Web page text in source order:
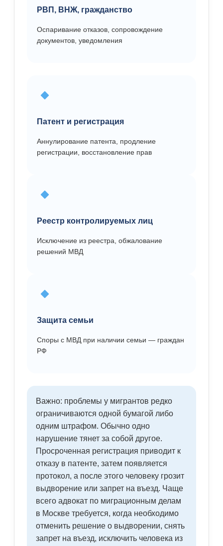
РВП, ВНЖ, гражданство
Оспаривание отказов, сопровождение
документов, уведомления
Патент и регистрация
Аннулирование патента, продление
регистрации, восстановление прав
Реестр контролируемых лиц
Исключение из реестра, обжалование
решений МВД
Защита семьи
Споры с МВД при наличии семьи — граждан
РФ
Важно: проблемы у мигрантов редко
ограничиваются одной бумагой либо
одним штрафом. Обычно одно
нарушение тянет за собой другое.
Просроченная регистрация приводит к
отказу в патенте, затем появляется
протокол, а после этого человеку грозит
выдворение или запрет на въезд. Чаще
всего адвокат по миграционным делам
в Москве требуется, когда необходимо
отменить решение о выдворении, снять
запрет на въезд, исключить человека из